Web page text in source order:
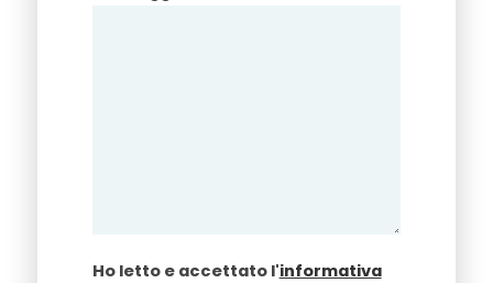
Ho letto e accettato l'informativa